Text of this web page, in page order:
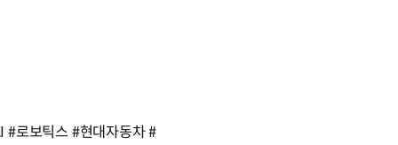
로보틱스 #현대자동차 #